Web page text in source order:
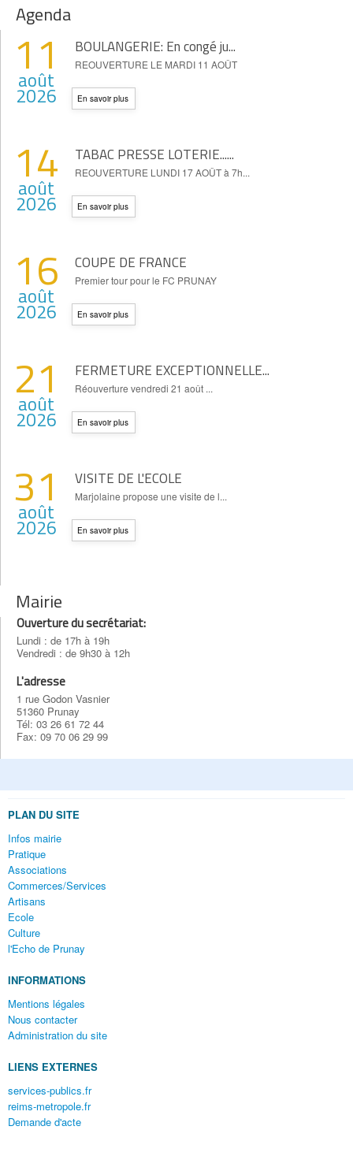
Agenda
BOULANGERIE: En congé ju...
REOUVERTURE LE MARDI 11 AOÛT
11
août
2026 En savoir plus
TABAC PRESSE LOTERIE......
REOUVERTURE LUNDI 17 AOÛT à 7h...
14
août
2026 En savoir plus
COUPE DE FRANCE
Premier tour pour le FC PRUNAY
16
août
2026 En savoir plus
FERMETURE EXCEPTIONNELLE...
Réouverture vendredi 21 août ...
21
août
2026 En savoir plus
VISITE DE L'ECOLE
Marjolaine propose une visite de l...
31
août
2026 En savoir plus
Mairie
Ouverture du secrétariat:
Lundi : de 17h à 19h
Vendredi : de 9h30 à 12h
L'adresse
1 rue Godon Vasnier
51360 Prunay
Tél: 03 26 61 72 44
Fax: 09 70 06 29 99
PLAN DU SITE
Infos mairie
Pratique
Associations
Commerces/Services
Artisans
Ecole
Culture
l'Echo de Prunay
INFORMATIONS
Mentions légales
Nous contacter
Administration du site
LIENS EXTERNES
services-publics.fr
reims-metropole.fr
Demande d'acte